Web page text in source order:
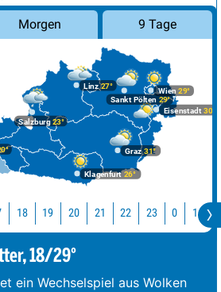
Morgen 9 Tage
Graz31°
Klagenfurt 26°
Linz27°
Salzburg23°
Wien 29°
Eisenstadt 30°
Sankt Pölten 29°
18 19 20 21 22 23 0 1
18/29°
ein Wechselspiel aus Wolken